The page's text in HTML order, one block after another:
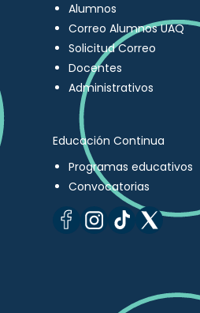
Alumnos
Correo Alumnos UAQ
Solicitud Correo
Docentes
Administrativos
Educación Continua
Programas educativos
Convocatorias